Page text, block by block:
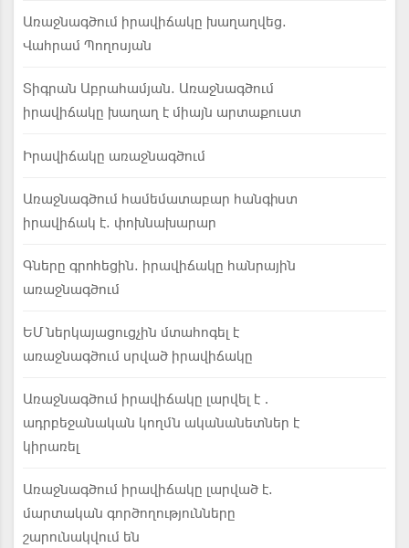
Առաջնագծում իրավիճակը խաղաղվեց.
Վահրամ Պողոսյան
Տիգրան Աբրահամյան. Առաջնագծում
իրավիճակը խաղաղ է միայն արտաքուստ
Իրավիճակը առաջնագծում
Առաջնագծում համեմատաբար հանգիստ
իրավիճակ է. փոխնախարար
Գները գրոհեցին. իրավիճակը հանրային
առաջնագծում
ԵՄ ներկայացուցչին մտահոգել է
առաջնագծում սրված իրավիճակը
Առաջնագծում իրավիճակը լարվել է․
ադրբեջանական կողմն ականանետներ է
կիրառել
Առաջնագծում իրավիճակը լարված է.
մարտական գործողությունները
շարունակվում են